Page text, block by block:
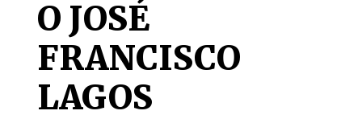
O JOSÉ
FRANCISCO
LAGOS